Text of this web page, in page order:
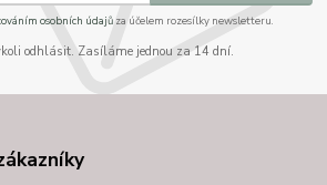
osobních údajůza účelem rozesílky newsletteru.
odhlásit. Zasíláme jednou za 14 dní.